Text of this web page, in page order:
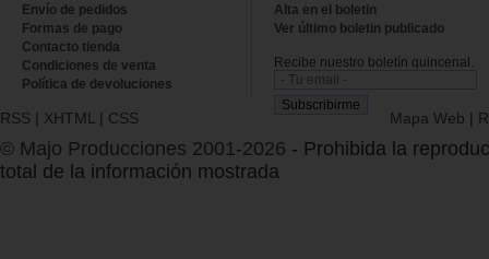
Envío de pedidos
Formas de pago
Contacto tienda
Condiciones de venta
Política de devoluciones
Alta en el boletin
Ver último boletin publicado
Recibe nuestro boletín quincenal.
RSS | XHTML | CSS Mapa Web |
© Majo Producciones 2001-2026 - Prohibida la
total de la información mostrada